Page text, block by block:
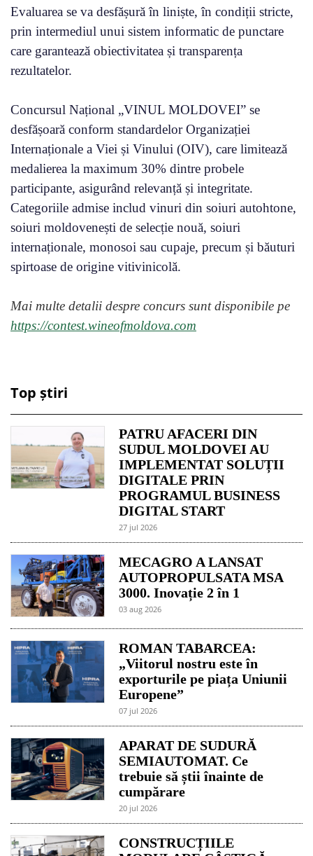
Evaluarea se va desfășură în liniște, în condiții stricte,
prin intermediul unui sistem informatic de punctare
care garantează obiectivitatea și transparența
rezultatelor.
Concursul Național „VINUL MOLDOVEI” se
desfășoară conform standardelor Organizației
Internaționale a Viei și Vinului (OIV), care limitează
medalierea la maximum 30% dintre probele
participante, asigurând relevanță și integritate.
Categoriile admise includ vinuri din soiuri autohtone,
soiuri moldovenești de selecție nouă, soiuri
internaționale, monosoi sau cupaje, precum și băuturi
spirtoase de origine vitivinicolă.
Mai multe detalii despre concurs sunt disponibile pe
https://contest.wineofmoldova.com
Top știri
PATRU AFACERI DIN
SUDUL MOLDOVEI AU
IMPLEMENTAT SOLUȚII
DIGITALE PRIN
PROGRAMUL BUSINESS
DIGITAL START
27 jul 2026
MECAGRO A LANSAT
AUTOPROPULSATA MSA
3000. Inovație 2 în 1
03 aug 2026
ROMAN TABARCEA:
„Viitorul nostru este în
exporturile pe piața Uniunii
Europene”
07 jul 2026
APARAT DE SUDURĂ
SEMIAUTOMAT. Ce
trebuie să știi înainte de
cumpărare
20 jul 2026
CONSTRUCȚIILE